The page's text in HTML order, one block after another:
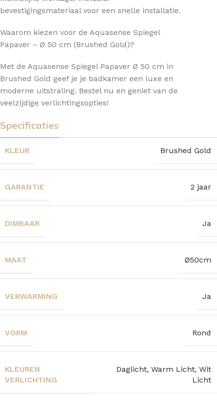
bevestigingsmateriaal voor een snelle installatie.
Waarom kiezen voor de Aquasense Spiegel
Papaver – Ø 50 cm (Brushed Gold)?
Met de Aquasense Spiegel Papaver Ø 50 cm in
Brushed Gold geef je je badkamer een luxe en
moderne uitstraling. Bestel nu en geniet van de
veelzijdige verlichtingsopties!
Specificaties
KLEUR Brushed Gold
GARANTIE 2 jaar
DIMBAAR Ja
MAAT Ø50cm
VERWARMING Ja
VORM Rond
KLEUREN
VERLICHTING
Daglicht, Warm Licht, Wit
Licht